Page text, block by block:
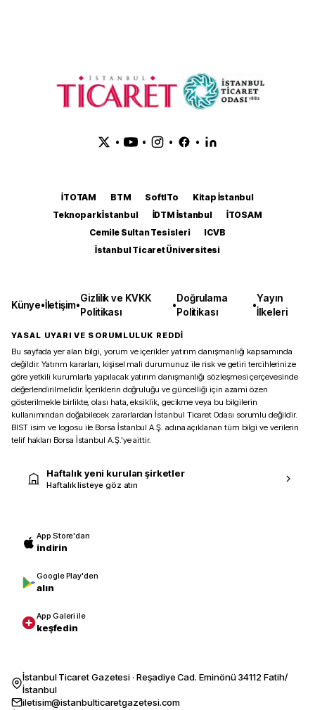
• • • •
İTOTAM BTM SoftITo
Kitap İstanbul
Teknopark İstanbul
İDTM İstanbul
İTOSAM
Cemile Sultan Tesisleri
ICVB
İstanbul Ticaret Üniversitesi
Künye•İletişim•
Gizlilik ve KVKK
Politikası
•
Doğrulama
Politikası
•
Yayın
İlkeleri
YASAL UYARI VE SORUMLULUK REDDİ
Bu sayfada yer alan bilgi, yorum ve içerikler yatırım danışmanlığı kapsamında
değildir. Yatırım kararları, kişisel mali durumunuz ile risk ve getiri tercihlerinize
göre yetkili kurumlarla yapılacak yatırım danışmanlığı sözleşmesi çerçevesinde
değerlendirilmelidir. İçeriklerin doğruluğu ve güncelliği için azami özen
gösterilmekle birlikte, olası hata, eksiklik, gecikme veya bu bilgilerin
kullanımından doğabilecek zararlardan İstanbul Ticaret Odası sorumlu değildir.
BIST isim ve logosu ile Borsa İstanbul A.Ş. adına açıklanan tüm bilgi ve verilerin
telif hakları Borsa İstanbul A.Ş.’ye aittir.
Haftalık yeni kurulan şirketler
Haftalık listeye göz atın
App Store'dan
indirin
Google Play'den
alın
App Galeri ile
keşfedin
İstanbul Ticaret Gazetesi · Reşadiye Cad. Eminönü 34112 Fatih/
İstanbul
iletisim@istanbulticaretgazetesi.com